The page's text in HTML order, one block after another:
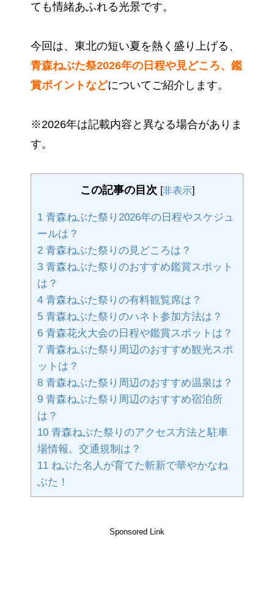
ても情緒あふれる光景です。
今回は、東北の短い夏を熱く盛り上げる、
青森ねぶた祭2026年の日程や見どころ、鑑
賞ポイントなどについてご紹介します。
※2026年は記載内容と異なる場合がありま
す。
この記事の目次 [非表示]
1 青森ねぶた祭り2026年の日程やスケジュ
ールは？
2 青森ねぶた祭りの見どころは？
3 青森ねぶた祭りのおすすめ鑑賞スポット
は？
4 青森ねぶた祭りの有料観覧席は？
5 青森ねぶた祭りのハネト参加方法は？
6 青森花火大会の日程や鑑賞スポットは？
7 青森ねぶた祭り周辺のおすすめ観光スポ
ットは？
8 青森ねぶた祭り周辺のおすすめ温泉は？
9 青森ねぶた祭り周辺のおすすめ宿泊所
は？
10 青森ねぶた祭りのアクセス方法と駐車
場情報。交通規制は？
11 ねぶた名人が育てた斬新で華やかなね
ぶた！
Sponsored Link